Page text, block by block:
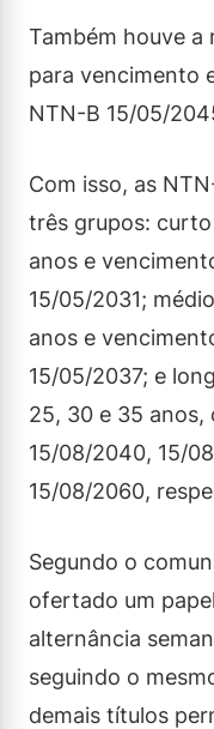
Também houve a
para vencimento
NTN-B 15/05/
Com isso, as
três grupos:
anos e
15/05/2031;
anos e
15/05/2037; e
25, 30 e 35 anos,
15/08/2040, 15/
15/08/2060,
Segundo o
ofertado um
alternância
seguindo o
demais títulos